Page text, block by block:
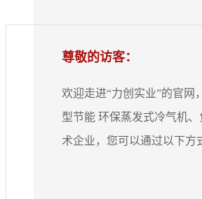
尊敬的访客：
欢迎走进“力创实业”的官网
型节能 环保蒸发式冷气机
术企业，您可以通过以下方